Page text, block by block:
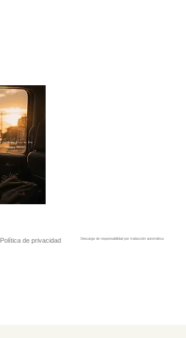
Política de privacidad Descargo de responsabilidad por traducción automática